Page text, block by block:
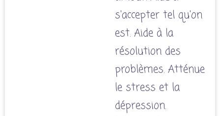
s'accepter tel qu'on
est. Aide à la
résolution des
problèmes. Atténue
le stress et la
dépression.